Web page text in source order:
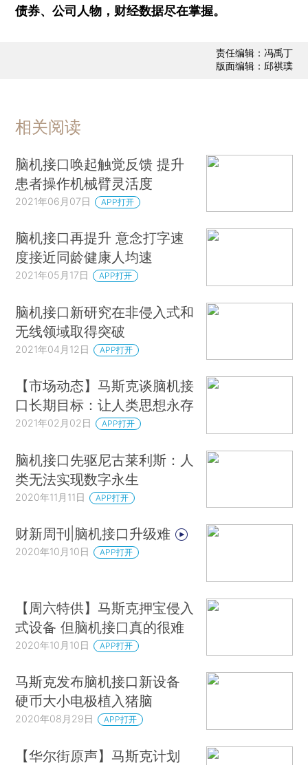
债券、公司人物，财经数据尽在掌握。
责任编辑：冯禹丁
版面编辑：邱祺璞
相关阅读
脑机接口唤起触觉反馈 提升
患者操作机械臂灵活度
2021年06月07日 APP打开
脑机接口再提升 意念打字速
度接近同龄健康人均速
2021年05月17日 APP打开
脑机接口新研究在非侵入式和
无线领域取得突破
2021年04月12日 APP打开
【市场动态】马斯克谈脑机接
口长期目标：让人类思想永存
2021年02月02日 APP打开
脑机接口先驱尼古莱利斯：人
类无法实现数字永生
2020年11月11日 APP打开
财新周刊|脑机接口升级难
2020年10月10日 APP打开
【周六特供】马斯克押宝侵入
式设备 但脑机接口真的很难
2020年10月10日 APP打开
马斯克发布脑机接口新设备
硬币大小电极植入猪脑
2020年08月29日 APP打开
【华尔街原声】马斯克计划